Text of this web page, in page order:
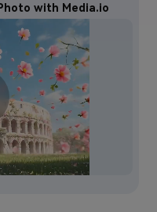
with Media.io